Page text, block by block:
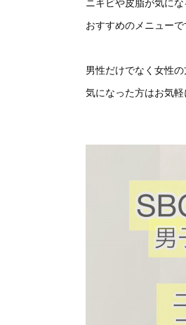
おすすめのメニューで
男性だけでなく女性
気になった方はお気軽